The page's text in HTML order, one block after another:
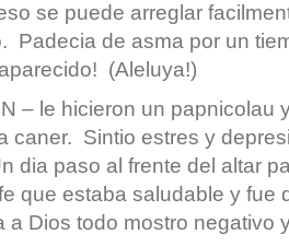
se puede arreglar
Padecia de asma por un
(Aleluya!)
– le hicieron un papnicolau
caner. Sintio estres y
dia paso al frente del altar
que estaba saludable y fue
a Dios todo mostro negativo